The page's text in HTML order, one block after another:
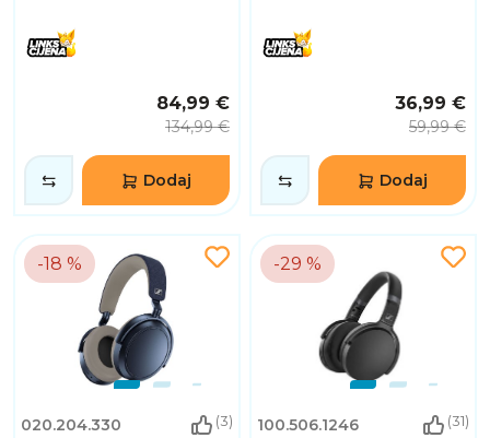
84,99 €
134,99 €
Dodaj
36,99 €
59,99 €
Dodaj
-18 %
020.204.330 (3)
-29 %
100.506.1246 (31)